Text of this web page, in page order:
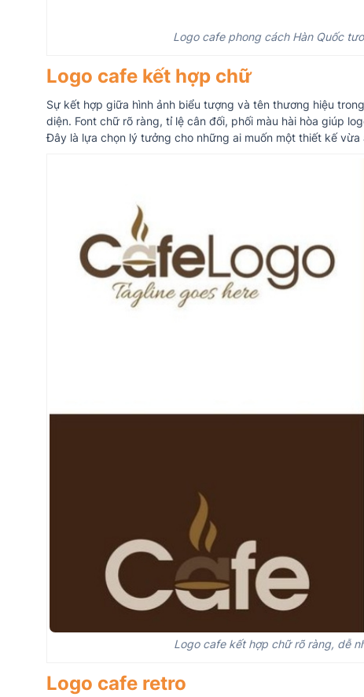
Logo cafe phong cách Hàn Quốc
Logo cafe kết hợp chữ
Sự kết hợp giữa hình ảnh biểu tượng và tên thương hiệu
diện. Font chữ rõ ràng, tỉ lệ cân đối, phối màu hài hòa giúp
Đây là lựa chọn lý tưởng cho những ai muốn một thiết kế
Logo cafe kết hợp chữ rõ ràng, dễ
Logo cafe retro